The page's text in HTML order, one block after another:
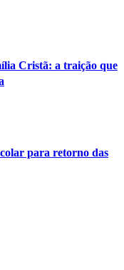
Cristã: a traição que
para retorno das